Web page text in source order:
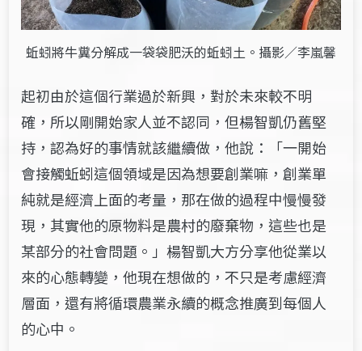
蚯蚓將牛糞分解成一袋袋肥沃的蚯蚓土。攝影／李嵐馨
起初由於這個行業過於新興，對於未來較不明
確，所以剛開始家人並不認同，但楊智凱仍舊堅
持，認為好的事情就該繼續做，他說：「一開始
會接觸蚯蚓這個領域是因為想要創業嘛，創業單
純就是經濟上面的考量，那在做的過程中慢慢發
現，其實他的原物料是農村的廢棄物，這些也是
某部分的社會問題。」楊智凱大方分享他從業以
來的心態轉變，他現在想做的，不只是考慮經濟
層面，還有將循環農業永續的概念推廣到每個人
的心中。